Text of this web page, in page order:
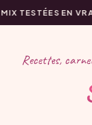
TESTÉES EN
Recettes,